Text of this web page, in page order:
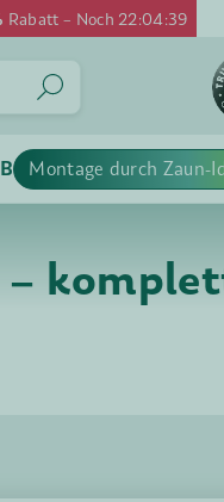
Rabatt – Noch22:04:37
Montage durch Zaun-